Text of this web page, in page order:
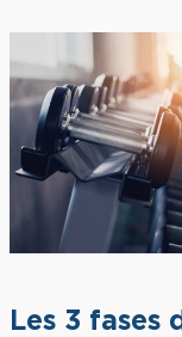
Les 3 fases